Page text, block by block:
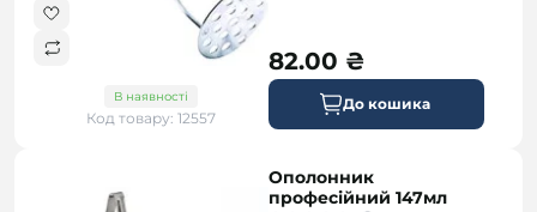
В наявності
Код товару: 12557
82.00 ₴
До кошика
Ополонник
професійний 147мл